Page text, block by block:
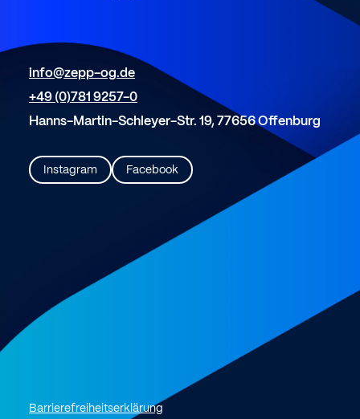
info@zepp-og.de
+49 (0)781 9257-0
Hanns-Martin-Schleyer-Str. 19, 77656 Offenburg
Instagram Facebook
Barrierefreiheitserklärung